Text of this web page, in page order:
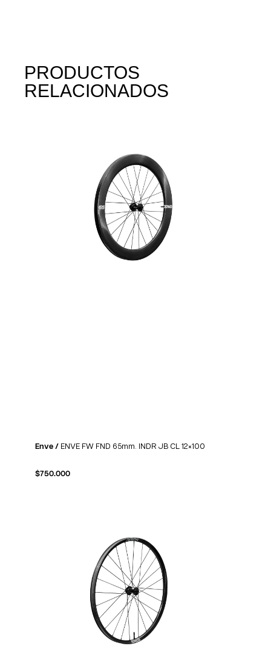
PRODUCTOS
RELACIONADOS
Enve / ENVE FW FND 65mm. INDR JB CL 12×100
$750.000